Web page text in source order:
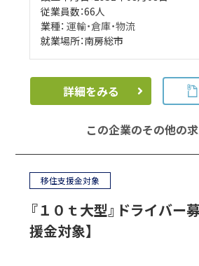
従業員数：66人
業種：運輸・倉庫・物流
就業場所：南房総市
詳細をみる
この企業のその他の求
移住支援金対象
『１０ｔ大型』ドライバー
援金対象】